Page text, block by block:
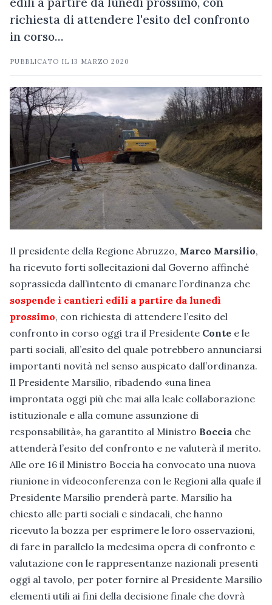
richiesta di attendere l'esito del confronto
in corso…
PUBBLICATO IL13 MARZO 2020
Il presidente della Regione Abruzzo, Marco Marsilio,
ha ricevuto forti sollecitazioni dal Governo affinché
soprassieda dall’intento di emanare l’ordinanza che
sospende i cantieri edili a partire da lunedì
prossimo, con richiesta di attendere l’esito del
confronto in corso oggi tra il Presidente Conte e le
parti sociali, all’esito del quale potrebbero annunciarsi
importanti novità nel senso auspicato dall’ordinanza.
Il Presidente Marsilio, ribadendo «una linea
improntata oggi più che mai alla leale collaborazione
istituzionale e alla comune assunzione di
responsabilità», ha garantito al Ministro Boccia che
attenderà l’esito del confronto e ne valuterà il merito.
Alle ore 16 il Ministro Boccia ha convocato una nuova
riunione in videoconferenza con le Regioni alla quale il
Presidente Marsilio prenderà parte. Marsilio ha
chiesto alle parti sociali e sindacali, che hanno
ricevuto la bozza per esprimere le loro osservazioni,
di fare in parallelo la medesima opera di confronto e
valutazione con le rappresentanze nazionali presenti
oggi al tavolo, per poter fornire al Presidente Marsilio
elementi utili ai fini della decisione finale che dovrà